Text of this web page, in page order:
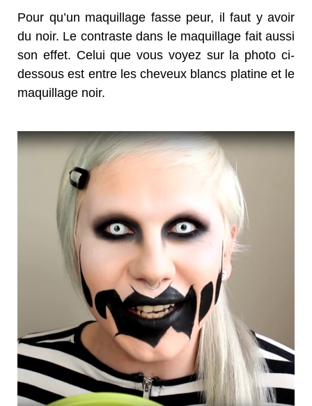
Pour qu’un maquillage fasse peur, il faut y avoir
du noir. Le contraste dans le maquillage fait aussi
son effet. Celui que vous voyez sur la photo ci-
dessous est entre les cheveux blancs platine et le
maquillage noir.